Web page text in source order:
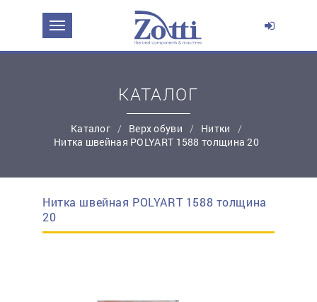
простую регистрацию
КАТАЛОГ
Каталог Верх обуви
Нитки
Нитка швейная POLYART 1588 толщина 20
Нитка швейная POLYART 1588 толщина
20
ЗАДАТЬ ВОПРОС О ПРОДУКТЕ
Эл. почта:*
Контактный телефон:*
Ваш вопрос: